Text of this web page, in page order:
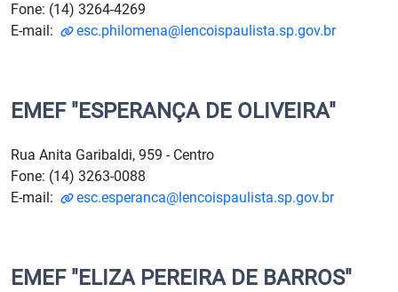
Fone: (14) 3264-4269
E-mail:
esc.philomena@lencoispaulista.sp.gov.br
EMEF "ESPERANÇA DE OLIVEIRA"
Rua Anita Garibaldi, 959 - Centro
Fone: (14) 3263-0088
E-mail:
esc.esperanca@lencoispaulista.sp.gov.br
EMEF "ELIZA PEREIRA DE BARROS"